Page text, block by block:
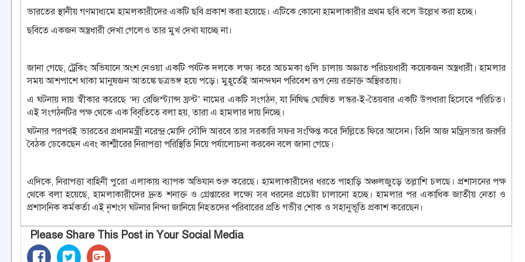
ভারতের স্থানীয় গণমাধ্যমে হামলকারীদের একটি ছবি প্রকাশ করা হয়েছে। এটিকে কোনো হামলাকারীর প্রথম ছবি বলে উল্লেখ করা হচ্ছে।
ছবিতে একজন অস্ত্রধারী দেখা গেলেও তার মুখ দেখা যাচ্ছে না।
জানা গেছে, ট্রেকিং অভিযানে অংশ নেওয়া একটি পর্যটক দলকে লক্ষ্য করে আচমকা গুলি চালায় অজ্ঞাত পরিচয়ধারী কয়েকজন অস্ত্রধারী। হামলার
সময় আশপাশে থাকা মানুষজন আতঙ্কে ছত্রভঙ্গ হয়ে পড়ে। মুহূর্তেই আনন্দঘন পরিবেশ রূপ নেয় রক্তাক্ত অস্থিরতায়।
এ ঘটনায় দায় স্বীকার করেছে ‘দ্য রেজিস্ট্যান্স ফ্রন্ট’ নামের একটি সংগঠন, যা নিষিদ্ধ ঘোষিত লস্কর-ই-তৈয়বার একটি উপধারা হিসেবে পরিচিত।
এই সংগঠনটির পক্ষ থেকে এক বিবৃতিতে বলা হয়, তারা এ হামলার দায় নিচ্ছে।
ঘটনার পরপরই ভারতের প্রধানমন্ত্রী নরেন্দ্র মোদি সৌদি আরবে তার সরকারি সফর সংক্ষিপ্ত করে দিল্লিতে ফিরে আসেন। তিনি আজ মন্ত্রিসভার জরুরি
বৈঠক ডেকেছেন এবং কাশ্মীরের নিরাপত্তা পরিস্থিতি নিয়ে পর্যালোচনা করবেন বলে জানা গেছে।
এদিকে, নিরাপত্তা বাহিনী পুরো এলাকায় ব্যাপক অভিযান শুরু করেছে। হামলাকারীদের ধরতে পাহাড়ি অঞ্চলজুড়ে তল্লাশি চলছে। প্রশাসনের পক্ষ
থেকে বলা হয়েছে, হামলাকারীদের দ্রুত শনাক্ত ও গ্রেপ্তারের লক্ষ্যে সব ধরনের প্রচেষ্টা চালানো হচ্ছে। হামলার পর একাধিক জাতীয় নেতা ও
প্রশাসনিক কর্মকর্তা এই নৃশংস ঘটনার নিন্দা জানিয়ে নিহতদের পরিবারের প্রতি গভীর শোক ও সহানুভূতি প্রকাশ করেছেন।
Please Share This Post in Your Social Media